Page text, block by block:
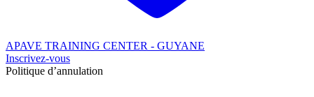
APAVE TRAINING CENTER - GUYANE
Inscrivez-vous
Politique d’annulation